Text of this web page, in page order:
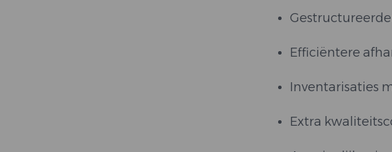
Efficiëntere
Inventarisaties
Extra